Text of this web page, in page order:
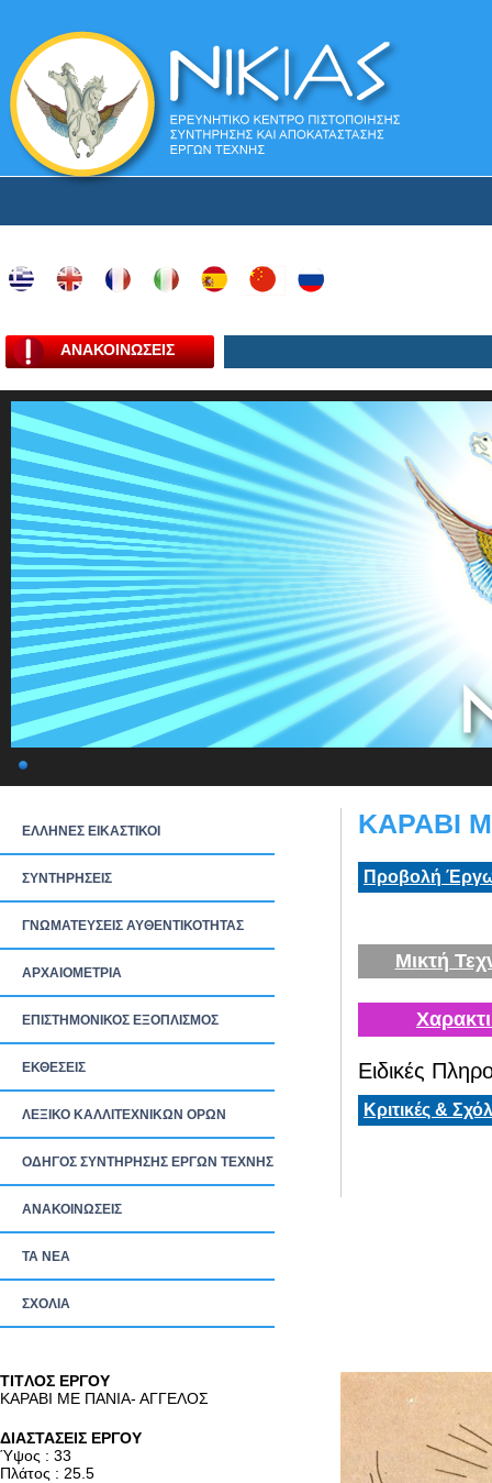
ΑΝΑΚΟΙΝΩΣΕΙΣ
ΕΛΛΗΝΕΣ ΕΙΚΑΣΤΙΚΟΙ
ΣΥΝΤΗΡΗΣΕΙΣ
ΓΝΩΜΑΤΕΥΣΕΙΣ ΑΥΘΕΝΤΙΚΟΤΗΤΑΣ
ΑΡΧΑΙΟΜΕΤΡΙΑ
ΕΠΙΣΤΗΜΟΝΙΚΟΣ ΕΞΟΠΛΙΣΜΟΣ
ΕΚΘΕΣΕΙΣ
ΛΕΞΙΚΟ ΚΑΛΛΙΤΕΧΝΙΚΩΝ ΟΡΩΝ
ΟΔΗΓΟΣ ΣΥΝΤΗΡΗΣΗΣ ΕΡΓΩΝ ΤΕΧΝΗΣ
ΑΝΑΚΟΙΝΩΣΕΙΣ
ΤΑ ΝEΑ
ΣΧΟΛΙΑ
ΚΑΡΑΒΙ
Προβολή
Μικτή
Ειδικές
Κριτικές &
TITΛΟΣ ΕΡΓΟΥ
ΚΑΡΑΒΙ ΜΕ ΠΑΝΙΑ- ΑΓΓΕΛΟΣ
ΔΙΑΣΤΑΣΕΙΣ ΕΡΓΟΥ
Ύψος : 33
Πλάτος : 25.5